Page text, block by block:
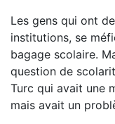
Les gens qui ont
institutions, se
bagage scolaire.
question de
Turc qui avait une
mais avait un